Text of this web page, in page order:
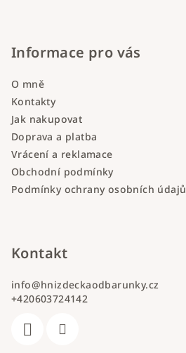
Informace pro vás
O mně
Kontakty
Jak nakupovat
Doprava a platba
Vrácení a reklamace
Obchodní podmínky
Podmínky ochrany osobních údajů
Kontakt
info@hnizdeckaodbarunky.cz
+420603724142